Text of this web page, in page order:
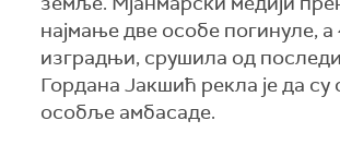
најмање две особе погинуле, а
изградњи, срушила од
Гордана Јакшић рекла је да
особље амбасаде.